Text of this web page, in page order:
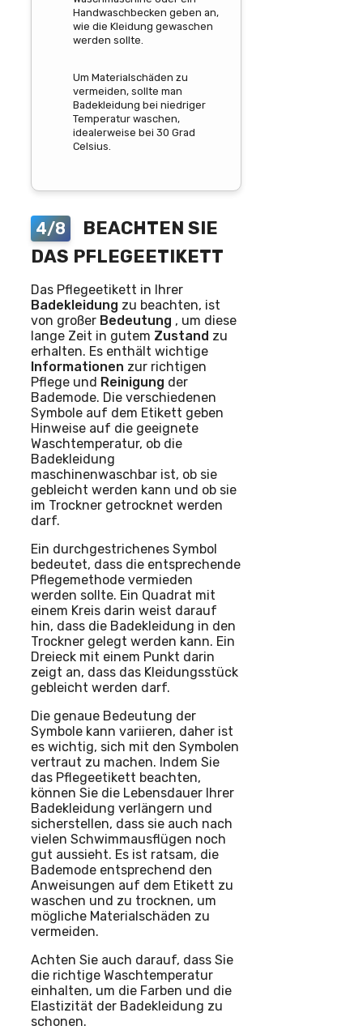
Handwaschbecken geben an,
wie die Kleidung gewaschen
werden sollte.
Um Materialschäden zu
vermeiden, sollte man
Badekleidung bei niedriger
Temperatur waschen,
idealerweise bei 30 Grad
Celsius.
4/8
BEACHTEN SIE
DAS PFLEGEETIKETT
Das Pflegeetikett in Ihrer
Badekleidung zu beachten, ist
von großer Bedeutung , um diese
lange Zeit in gutem Zustand zu
erhalten. Es enthält wichtige
Informationen zur richtigen
Pflege und Reinigung der
Bademode. Die verschiedenen
Symbole auf dem Etikett geben
Hinweise auf die geeignete
Waschtemperatur, ob die
Badekleidung
maschinenwaschbar ist, ob sie
gebleicht werden kann und ob sie
im Trockner getrocknet werden
darf.
Ein durchgestrichenes Symbol
bedeutet, dass die entsprechende
Pflegemethode vermieden
werden sollte. Ein Quadrat mit
einem Kreis darin weist darauf
hin, dass die Badekleidung in den
Trockner gelegt werden kann. Ein
Dreieck mit einem Punkt darin
zeigt an, dass das Kleidungsstück
gebleicht werden darf.
Die genaue Bedeutung der
Symbole kann variieren, daher ist
es wichtig, sich mit den Symbolen
vertraut zu machen. Indem Sie
das Pflegeetikett beachten,
können Sie die Lebensdauer Ihrer
Badekleidung verlängern und
sicherstellen, dass sie auch nach
vielen Schwimmausflügen noch
gut aussieht. Es ist ratsam, die
Bademode entsprechend den
Anweisungen auf dem Etikett zu
waschen und zu trocknen, um
mögliche Materialschäden zu
vermeiden.
Achten Sie auch darauf, dass Sie
die richtige Waschtemperatur
einhalten, um die Farben und die
Elastizität der Badekleidung zu
schonen.